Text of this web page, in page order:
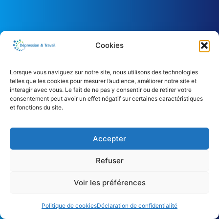
Cookies
Lorsque vous naviguez sur notre site, nous utilisons des technologies
telles que les cookies pour mesurer l’audience, améliorer notre site et
interagir avec vous. Le fait de ne pas y consentir ou de retirer votre
consentement peut avoir un effet négatif sur certaines caractéristiques
et fonctions du site.
Accepter
Refuser
Voir les préférences
Politique de cookiesDéclaration de confidentialité
À propos
Mentions légales
Demande de partenariat
Presse
Gestion des cookies
© 2026 Dépression & Travail - Tous droits réservés